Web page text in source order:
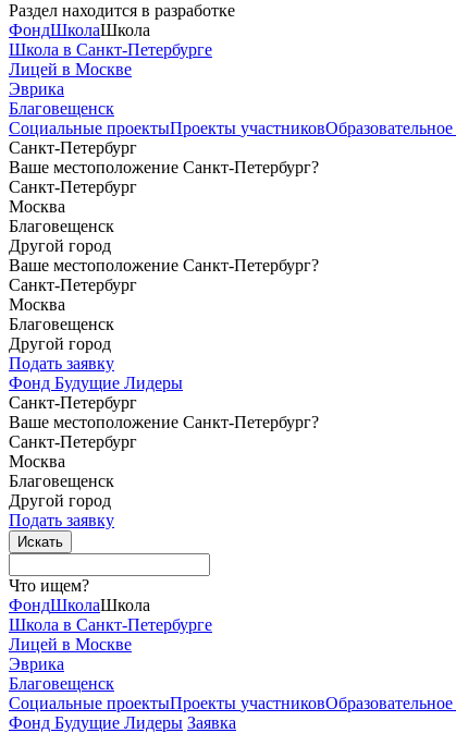
Раздел находится в разработке
ФондШколаШкола
Школа в Санкт-Петербурге
Лицей в Москве
Эврика
Благовещенск
Социальные проектыПроекты участниковОбразовательное
Санкт-Петербург
Ваше местоположение Санкт-Петербург?
Санкт-Петербург
Москва
Благовещенск
Другой город
Ваше местоположение Санкт-Петербург?
Санкт-Петербург
Москва
Благовещенск
Другой город
Подать заявку
Фонд Будущие Лидеры
Санкт-Петербург
Ваше местоположение Санкт-Петербург?
Санкт-Петербург
Москва
Благовещенск
Другой город
Подать заявку
Что ищем?
ФондШколаШкола
Школа в Санкт-Петербурге
Лицей в Москве
Эврика
Благовещенск
Социальные проектыПроекты участниковОбразовательное
Фонд Будущие Лидеры Заявка